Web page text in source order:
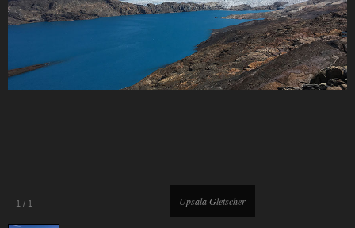
1 / 1 Upsala Gletscher